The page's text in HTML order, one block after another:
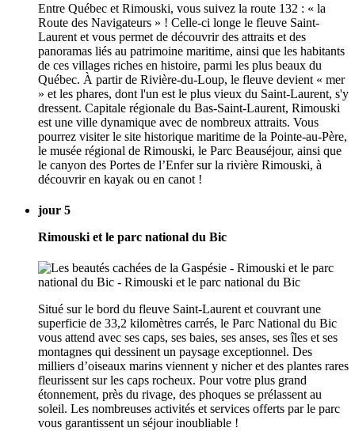
Entre Québec et Rimouski, vous suivez la route 132 : « la
Route des Navigateurs » ! Celle-ci longe le fleuve Saint-
Laurent et vous permet de découvrir des attraits et des
panoramas liés au patrimoine maritime, ainsi que les habitants
de ces villages riches en histoire, parmi les plus beaux du
Québec. À partir de Rivière-du-Loup, le fleuve devient « mer
» et les phares, dont l'un est le plus vieux du Saint-Laurent, s'y
dressent. Capitale régionale du Bas-Saint-Laurent, Rimouski
est une ville dynamique avec de nombreux attraits. Vous
pourrez visiter le site historique maritime de la Pointe-au-Père,
le musée régional de Rimouski, le Parc Beauséjour, ainsi que
le canyon des Portes de l’Enfer sur la rivière Rimouski, à
découvrir en kayak ou en canot !
jour 5
Rimouski et le parc national du Bic
Situé sur le bord du fleuve Saint-Laurent et couvrant une
superficie de 33,2 kilomètres carrés, le Parc National du Bic
vous attend avec ses caps, ses baies, ses anses, ses îles et ses
montagnes qui dessinent un paysage exceptionnel. Des
milliers d’oiseaux marins viennent y nicher et des plantes rares
fleurissent sur les caps rocheux. Pour votre plus grand
étonnement, près du rivage, des phoques se prélassent au
soleil. Les nombreuses activités et services offerts par le parc
vous garantissent un séjour inoubliable !